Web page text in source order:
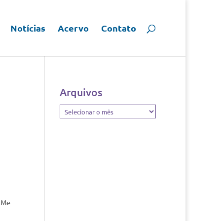
Notícias Acervo Contato
Arquivos
Arquivos